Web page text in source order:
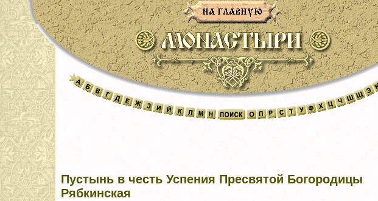
Пустынь в честь Успения Пресвятой Богородицы
Рябкинская